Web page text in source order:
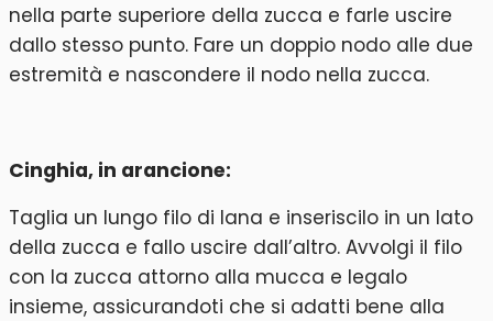
nella parte superiore della zucca e farle uscire
dallo stesso punto. Fare un doppio nodo alle due
estremità e nascondere il nodo nella zucca.
Cinghia, in arancione:
Taglia un lungo filo di lana e inseriscilo in un lato
della zucca e fallo uscire dall’altro. Avvolgi il filo
con la zucca attorno alla mucca e legalo
insieme, assicurandoti che si adatti bene alla